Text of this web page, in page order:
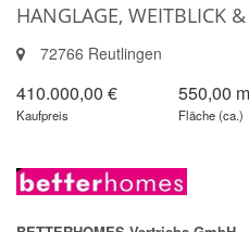
HANGLAGE, WEITBLICK
72766 Reutlingen
410.000,00 €
Kaufpreis
550,00
Fläche (ca.)